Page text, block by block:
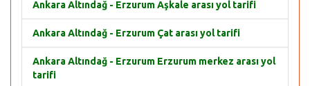
Ankara Altındağ - Erzurum Aşkale arası yol tarifi
Ankara Altındağ - Erzurum Çat arası yol tarifi
Ankara Altındağ - Erzurum Erzurum merkez arası yol
tarifi